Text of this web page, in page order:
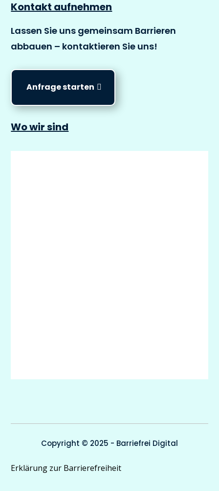
Kontakt aufnehmen
Lassen Sie uns gemeinsam Barrieren
abbauen – kontaktieren Sie uns!
Anfrage starten
Wo wir sind
Copyright © 2025 - Barriefrei Digital
Erklärung zur Barrierefreiheit